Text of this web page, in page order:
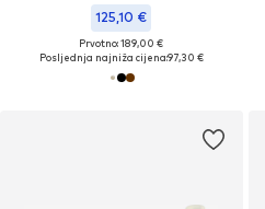
125,10 €
Prvotno: 189,00 €
Posljednja najniža cijena:97,30 €